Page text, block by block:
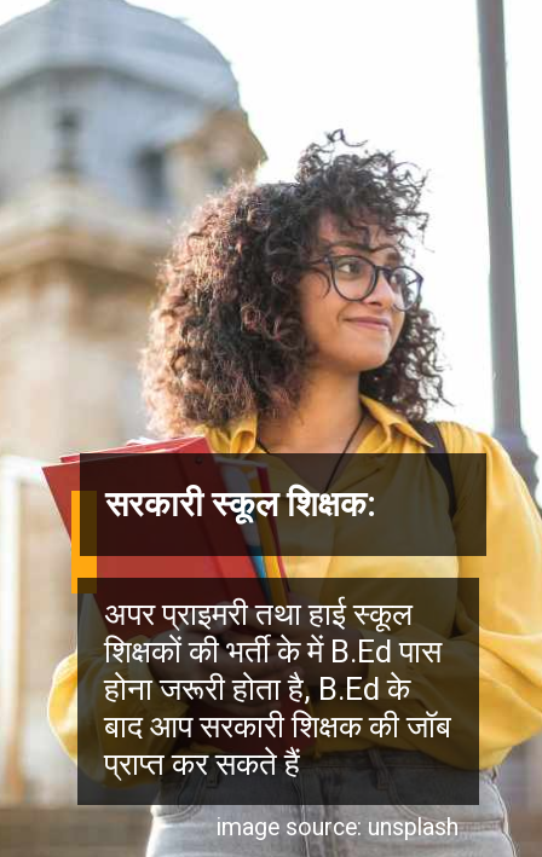
सरकारी स्कूल शिक्षक:
अपर प्राइमरी तथा हाई स्कूल
शिक्षकों की भर्ती के में B.Ed पास
होना जरूरी होता है, B.Ed के
बाद आप सरकारी शिक्षक की जॉब
प्राप्त कर सकते हैं
image source: unsplash